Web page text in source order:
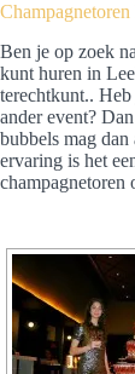
Ben je op zoek
kunt huren in
terechtkunt..
ander event?
bubbels mag
ervaring is het
champagnetoren